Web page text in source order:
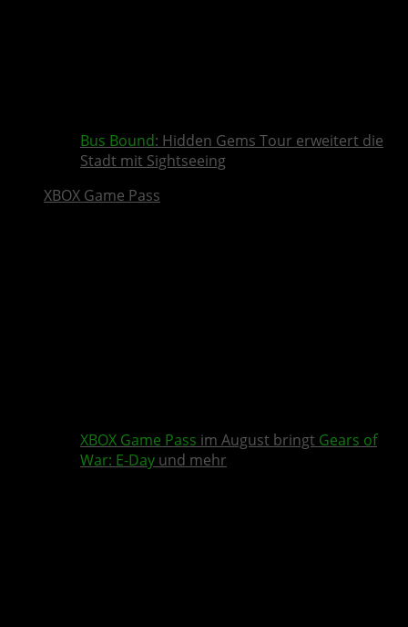
Bus Bound: Hidden Gems Tour erweitert die
Stadt mit Sightseeing
XBOX Game Pass
XBOX Game Pass im August bringt Gears of
War: E-Day und mehr